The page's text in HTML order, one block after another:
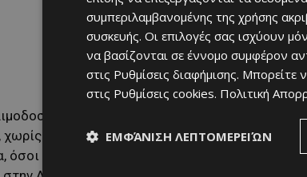
η 15η κατά σειρά, πραγματοποιείται
χωρίς αποκλεισμούς, ως μια πρωτοβουλία που
όσοι συμμετάσχουν θα λάβουν μέρος σε
συμπεριλαμβανομένης της χρήσης
συσκευής. Οι επιλογές σας ισχύουν
να βασίζονται σε έννομο συμφέρον
στις Ρυθμίσεις διαφήμισης. Μπορείτε
στις Ρυθμίσεις cookies. Πολιτική
ΕΜΦΆΝΙΣΗ ΛΕΠΤΟΜΕΡΕΙΏΝ